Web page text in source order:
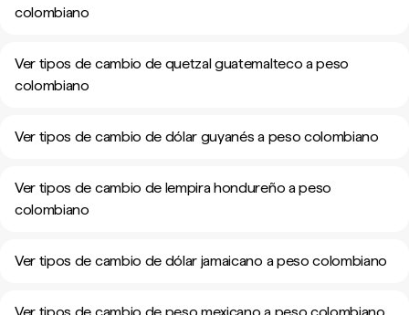
colombiano
Ver tipos de cambio de quetzal guatemalteco a peso
colombiano
Ver tipos de cambio de dólar guyanés a peso colombiano
Ver tipos de cambio de lempira hondureño a peso
colombiano
Ver tipos de cambio de dólar jamaicano a peso colombiano